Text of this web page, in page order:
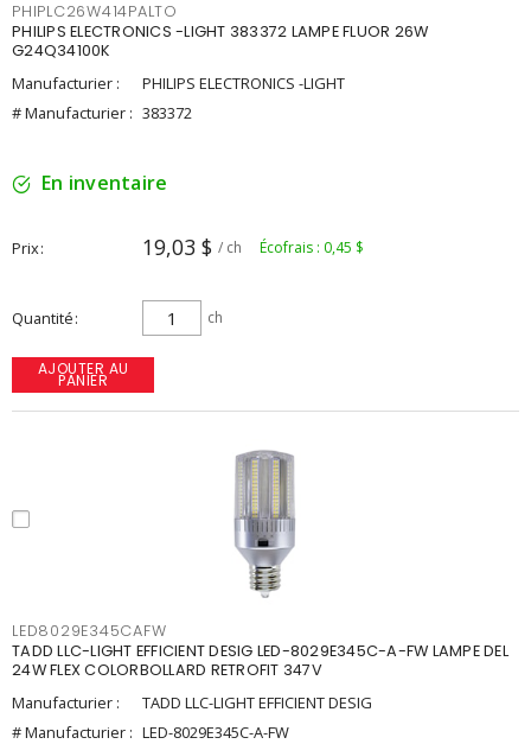
PHIPLC26W414PALTO
PHILIPS ELECTRONICS -LIGHT 383372 LAMPE FLUOR 26W
G24Q34100K
Manufacturier :
PHILIPS ELECTRONICS -LIGHT
# Manufacturier : 383372
En inventaire
Prix 19,03 $ / ch Écofrais : 0,45 $
Quantité ch
AJOUTER AU
PANIER
LED8029E345CAFW
TADD LLC-LIGHT EFFICIENT DESIG LED-8029E345C-A-FW LAMPE DEL
24W FLEX COLORBOLLARD RETROFIT 347V
Manufacturier :
TADD LLC-LIGHT EFFICIENT DESIG
# Manufacturier : LED-8029E345C-A-FW